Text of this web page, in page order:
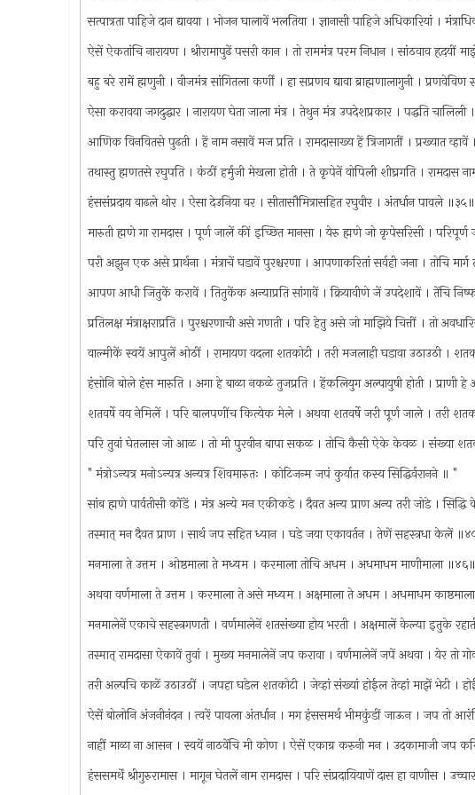
सत्पात्रता पाहिजे दान द्यावया । भोजन घालावें भलतिया । ज्ञानासी पाहिजे अधिकारियां ।
ऐसें ऐकतांचि नारायण । श्रीरामापुढें पसरी कान । तो राममंत्र परम निधान । सांठवाव हृदयीं
बहु बरे रामें ह्मणुनी । वीजमंत्र सांगितला कर्णीं । हा सप्रणव द्यावा ब्राह्मणालागुनी । प्रणवेविण
ऐसा करावया जगदुद्धार । नारायण घेता जाला मंत्र । तेथुन मंत्र उपदेशप्रकार । पद्धति चालिली
आणिक विनवितसे पुढती । हें नाम नसावें मज प्रति । रामदासाख्य हें त्रिजागतीं । प्रख्यात
तथास्तु ह्मणतसे रघुपति । कंठीं हर्मुजी मेखला होती । ते कृपेनें वोपिली शीघ्रगति । रामदास
हंससंप्रदाय वाढले थोर । ऐसा देउनिया वर । सीतासौमित्रासहित रघुवीर । अंतर्धान पावले ॥३५॥
मारुती ह्मणे गा रामदास । पूर्ण जालें कीं इच्छित मानसा । येरु ह्मणे जो कृपेसरिसी ।
परी अझुन एक असे प्रार्थना । मंत्राचें घडावें पुरश्चरणा । आपणाकरितां सर्वही जना । तोचि
आपण आधी जितुकें करावें । तितुकेंक अन्याप्रति सांगावें । क्रियावीणे जें उपदेशावें । तेंचि
प्रतिलक्ष मंत्राक्षराप्रति । पुरश्चरणाची असे गणती । परि हेतु असे जो माझिये चित्तीं । तो
वाल्मीकें स्वयें आपुलें ओठीं । रामायण वदला शतकोटी । तरी मजलाही घडावा उठाउठी ।
हंसोनि बोले हंस मारुति । अगा हे बाळा नकळे तुजप्रति । हेंकलियुग अल्पायुषी होती । प्राणी
शतवर्षे वय नेमिलें । परि बालपणींच कित्येक मेले । अथवा शतवर्षे जरी पूर्ण जाले । तरी
परि तुवां घेतलास जो आळ । तो मी पुरवीन बापा सकळ । तोचि कैसी ऐके केवळ । संख्या
" मंत्रोऽन्यत्र मनोऽन्यत्र अन्यत्र शिवमारुतः । कोटिजन्म जपं कुर्यात कस्य सिद्धिर्वरानने ॥ "
सांब ह्मणे पार्वतीसी कोंडें । मंत्र अन्ये मन एकीकडे । दैवत अन्य प्राण अन्य तरी जोडे ।
तस्मात् मन दैवत प्राण । सार्थ जप सहित ध्यान । घडे जया एकावर्तन । तेणें सहस्त्रधा केलें
मनमाला ते उत्तम । ओष्ठमाला ते मध्यम । करमाला तोचि अधम । अधमाधम माणीमाला ॥४६॥
अथवा वर्णमाला ते उत्तम । करमाला ते असे मध्यम । अक्षमाला ते अधम । अधमाधम
मनमालेनें एकाचे सहस्त्रगणती । वर्णमालेनें शतसंख्या होय भरती । अक्षमालें केल्या इतुके
तस्मात् रामदासा ऐकावें तुवां । मुख्य मनमालेनें जप करावा । वर्णमालेनें जपें अथवा । येर तो
तरी अल्पचि काळें उठाउठीं । जपहा घडेल शतकोटी । जेव्हां संख्यां होईल तेव्हां माझें भेटी ।
ऐसें बोलोनि अंजनीनंदन । त्वरें पावला अंतर्धान । मग हंससमर्थ भीमकुंडीं जाऊन । जप तो
नाहीं माळा ना आसन । स्वयें नाठवेंचि मी कोण । ऐसें एकाग्र करुनी मन । उदकामाजी जप
हंससमर्थें श्रीगुरुरामास । मागून घेतलें नाम रामदास । परि संप्रदायियाणें दास हा वाणीस ।